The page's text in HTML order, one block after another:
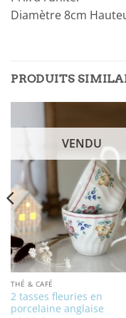
Diamètre 8cm
PRODUITS
VENDU
THÉ & CAFÉ
2 tasses fleuries en
porcelaine anglaise